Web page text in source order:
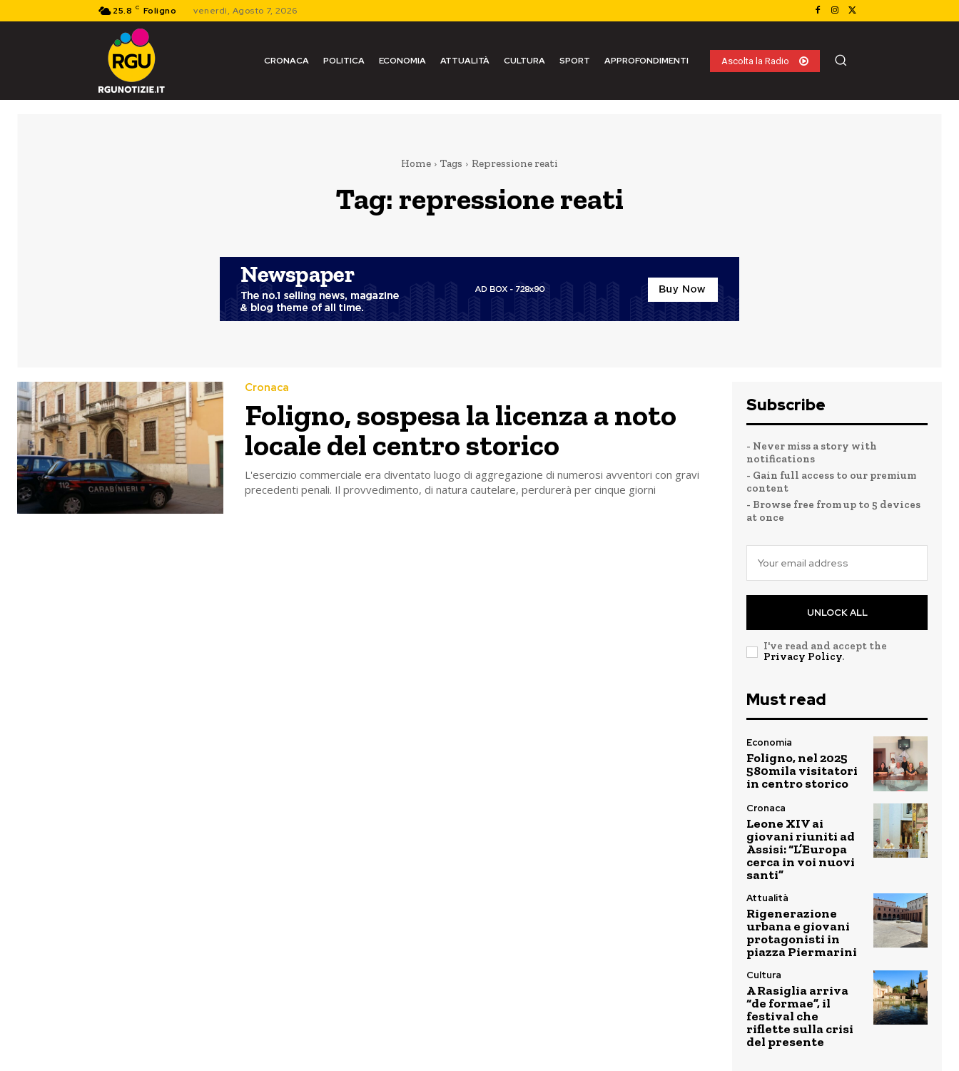
25.8 C Foligno venerdì, Agosto 7, 2026
CRONACA POLITICA ECONOMIA ATTUALITÀ CULTURA SPORT APPROFONDIMENTI Ascolta la Radio
Home Tags Repressione reati
Tag: repressione reati
Cronaca
Foligno, sospesa la licenza a noto
locale del centro storico
L'esercizio commerciale era diventato luogo di aggregazione di numerosi avventori con gravi
precedenti penali. Il provvedimento, di natura cautelare, perdurerà per cinque giorni
Subscribe
- Never miss a story with
notifications
- Gain full access to our premium
content
- Browse free from up to 5 devices
at once
UNLOCK ALL
I've read and accept the
Privacy Policy.
Must read
Economia
Foligno, nel 2025
580mila visitatori
in centro storico
Cronaca
Leone XIV ai
giovani riuniti ad
Assisi: “L’Europa
cerca in voi nuovi
santi”
Attualità
Rigenerazione
urbana e giovani
protagonisti in
piazza Piermarini
Cultura
A Rasiglia arriva
“de formae”, il
festival che
riflette sulla crisi
del presente